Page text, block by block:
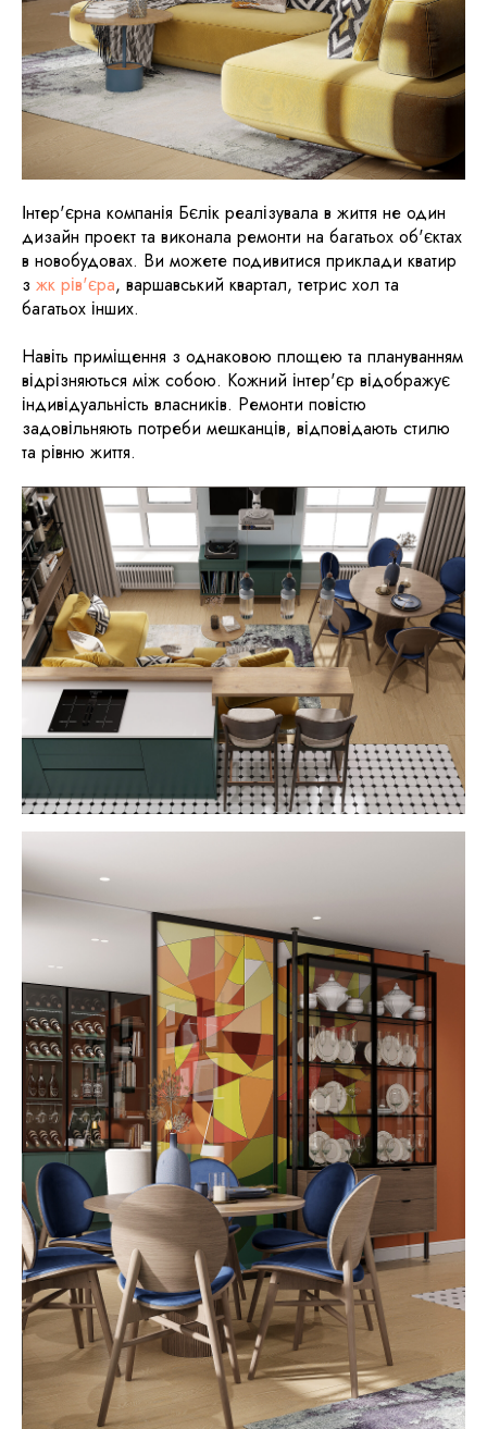
Інтер'єрна компанія Бєлік реалізувала в життя не один
дизайн проект та виконала ремонти на багатьох об'єктах
в новобудовах. Ви можете подивитися приклади кватир
з жк рів'єра, варшавський квартал, тетрис хол та
багатьох інших.
Навіть приміщення з однаковою площею та плануванням
відрізняються між собою. Кожний інтер'єр відображує
індивідуальність власників. Ремонти повістю
задовільняють потреби мешканців, відповідають стилю
та рівню життя.